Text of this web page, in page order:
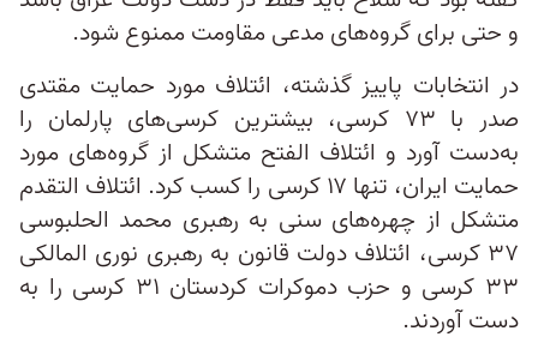
و حتی برای گروه‌های مدعی مقاومت ممنوع شود.
در انتخابات پاییز گذشته، ائتلاف مورد حمایت مقتدی
صدر با ۷۳ کرسی، بیشترین کرسی‌های پارلمان را
به‌دست آورد و ائتلاف الفتح متشکل از گروه‌های مورد
حمایت ایران، تنها ۱۷ کرسی را کسب کرد. ائتلاف التقدم
متشکل از چهره‌های سنی به رهبری محمد الحلبوسی
۳۷ کرسی، ائتلاف دولت قانون به رهبری نوری المالکی
۳۳ کرسی و حزب دموکرات کردستان ۳۱ کرسی را به
دست آوردند.